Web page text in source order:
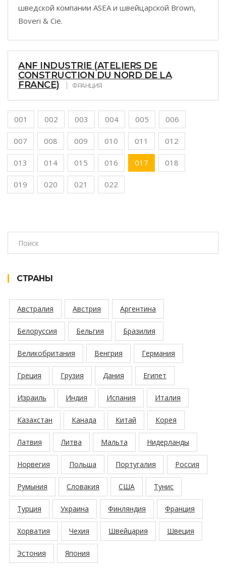
шведской компании ASEA и швейцарской Brown,
Boveri & Cie.
ANF INDUSTRIE (ATELIERS DE
CONSTRUCTION DU NORD DE LA
FRANCE)
ФРАНЦИЯ
001 002 003 004 005 006
007 008 009 010 011 012
013 014 015 016 017 018
019 020 021 022
СТРАНЫ
Австралия Австрия Аргентина
Белоруссия Бельгия Бразилия
Великобритания Венгрия Германия
Греция Грузия Дания Египет
Израиль Индия Испания Италия
Казахстан Канада Китай Корея
Латвия Литва Мальта Нидерланды
Норвегия Польша Португалия Россия
Румыния Словакия США Тунис
Турция Украина Финляндия Франция
Хорватия Чехия Швейцария Швеция
Эстония Япония